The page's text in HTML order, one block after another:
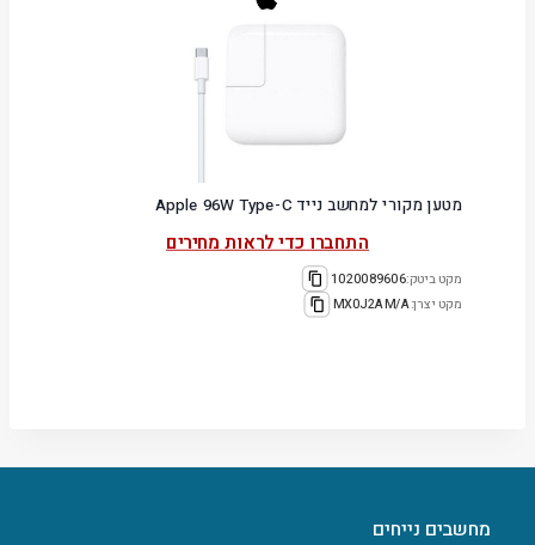
מטען מקורי למחשב נייד Apple 96W Type-C
התחברו כדי לראות מחירים
מקט ביטק:1020089606
מקט יצרן:MX0J2AM/A
מחשבים נייחים